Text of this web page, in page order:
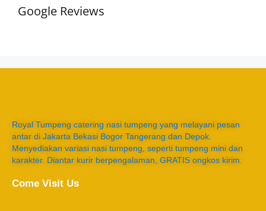
Google Reviews
Royal Tumpeng catering nasi tumpeng yang melayani pesan
antar di Jakarta Bekasi Bogor Tangerang dan Depok.
Menyediakan variasi nasi tumpeng, seperti tumpeng mini dan
karakter. Diantar kurir berpengalaman, GRATIS ongkos kirim.
Come Visit Us